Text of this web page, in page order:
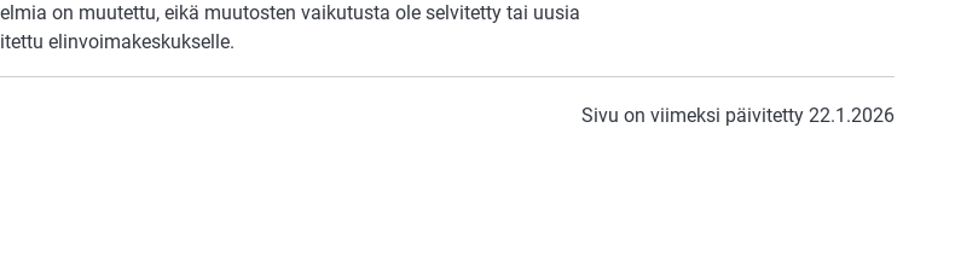
on muutettu, eikä muutosten vaikutusta ole selvitetty tai uusia
elinvoimakeskukselle.
Sivu on viimeksi päivitetty 22.1.2026